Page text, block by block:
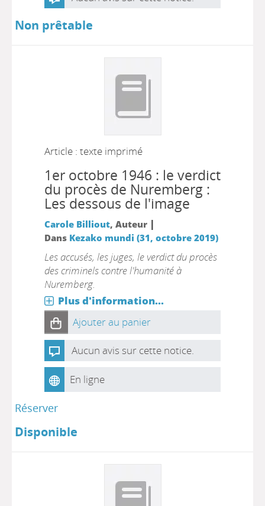
Non prêtable
Article : texte imprimé
1er octobre 1946 : le verdict
du procès de Nuremberg :
Les dessous de l'image
Carole Billiout, Auteur |
Dans Kezako mundi (31, octobre 2019)
Les accusés, les juges, le verdict du procès
des criminels contre l'humanité à
Nuremberg.
Plus d'information...
Ajouter au panier
Aucun avis sur cette notice.
En ligne
Réserver
Disponible